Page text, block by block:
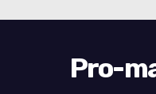
Pro-